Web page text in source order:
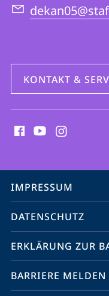
KONTAKT &
Media
Service-
Navigation
IMPRESSUM
DATENSCHUTZ
ERKLÄRUNG ZUR
BARRIERE MELDEN